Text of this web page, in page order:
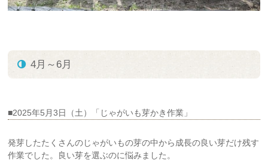
4月～6月
■2025年5月3日（土）「じゃがいも芽かき作業」
発芽したたくさんのじゃがいもの芽の中から成長の良い芽だけ残す
作業でした。良い芽を選ぶのに悩みました。